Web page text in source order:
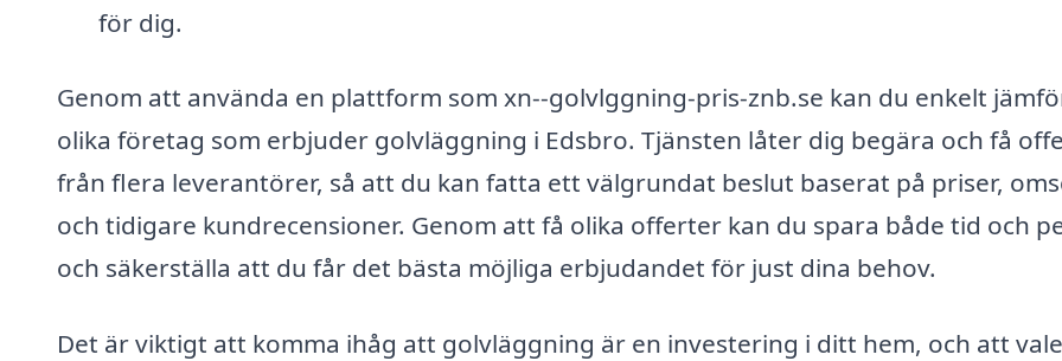
för dig.
Genom att använda en plattform som xn--golvlggning-pris-znb.se kan du enkelt
olika företag som erbjuder golvläggning i Edsbro. Tjänsten låter dig begära och få
från flera leverantörer, så att du kan fatta ett välgrundat beslut baserat på priser,
och tidigare kundrecensioner. Genom att få olika offerter kan du spara både tid och
och säkerställa att du får det bästa möjliga erbjudandet för just dina behov.
Det är viktigt att komma ihåg att golvläggning är en investering i ditt hem, och att